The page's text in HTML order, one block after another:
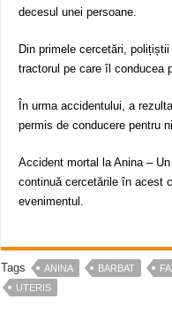
decesul unei persoane.
Din primele cercetări,
tractorul pe care îl conducea
În urma accidentului, a
permis de conducere pentru
Accident mortal la Anina –
continuă cercetările în acest
evenimentul.
Tags ANINA BARBAT
UTERIS